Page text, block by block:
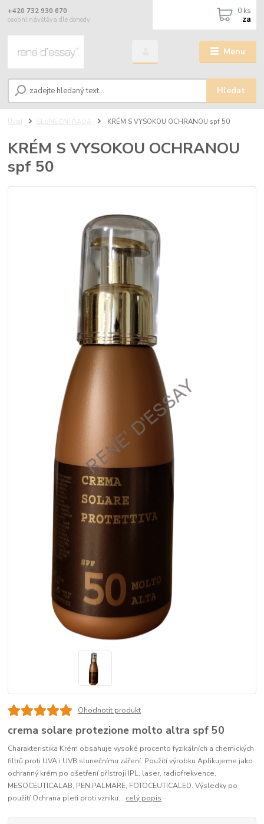
Menu
Hledat
+420 732 930 670
osobní návštěva dle dohody
0 ks
za
Úvod SLUNEČNÍ ŘADA KRÉM S VYSOKOU OCHRANOU spf 50
KRÉM S VYSOKOU OCHRANOU
spf 50
Ohodnotit produkt
crema solare protezione molto altra spf 50
Charakteristika Krém obsahuje vysoké procento fyzikálních a chemických
filtrů proti UVA i UVB slunečnímu záření. Použití výrobku Aplikujeme jako
ochranný krém po ošetření přístroji IPL, laser, radiofrekvence,
MESOCEUTICALAB, PEN,PALMARE, FOTOCEUTICALED. Výsledky po
použití Ochrana pleti proti vzniku... celý popis